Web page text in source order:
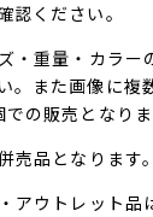
認ください。
・重量・カラー
。また画像に複
の販売となりま
品となります。
アウトレット品